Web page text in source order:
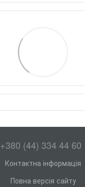
+380 (44) 334 44 60
Контактна інформація
Повна версія сайту